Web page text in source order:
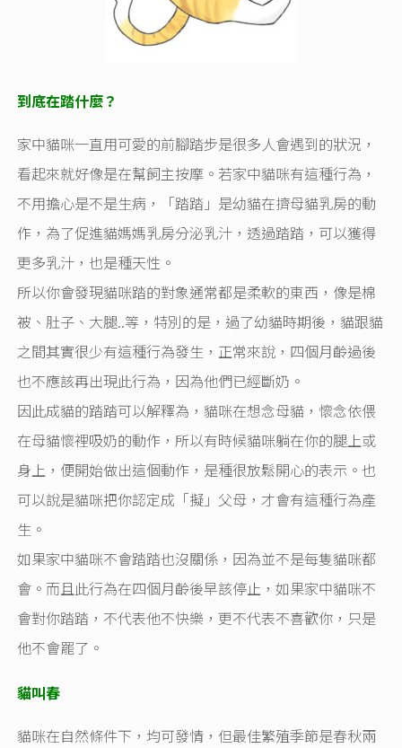
到底在踏什麼？
家中貓咪一直用可愛的前腳踏步是很多人會遇到的狀況，
看起來就好像是在幫飼主按摩。若家中貓咪有這種行為，
不用擔心是不是生病，「踏踏」是幼貓在擠母貓乳房的動
作，為了促進貓媽媽乳房分泌乳汁，透過踏踏，可以獲得
更多乳汁，也是種天性。
所以你會發現貓咪踏的對象通常都是柔軟的東西，像是棉
被、肚子、大腿..等，特別的是，過了幼貓時期後，貓跟貓
之間其實很少有這種行為發生，正常來說，四個月齡過後
也不應該再出現此行為，因為他們已經斷奶。
因此成貓的踏踏可以解釋為，貓咪在想念母貓，懷念依偎
在母貓懷裡吸奶的動作，所以有時候貓咪躺在你的腿上或
身上，便開始做出這個動作，是種很放鬆開心的表示。也
可以說是貓咪把你認定成「擬」父母，才會有這種行為產
生。
如果家中貓咪不會踏踏也沒關係，因為並不是每隻貓咪都
會。而且此行為在四個月齡後早該停止，如果家中貓咪不
會對你踏踏，不代表他不快樂，更不代表不喜歡你，只是
他不會罷了。
貓叫春
貓咪在自然條件下，均可發情，但最佳繁殖季節是春秋兩